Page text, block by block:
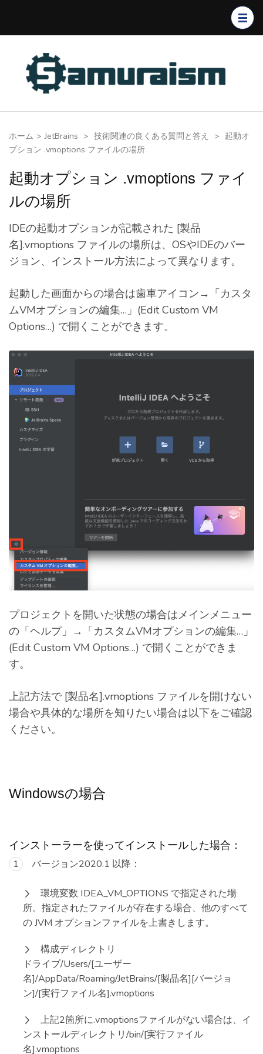
ッ
(Enter
を
押
す)
ホーム > JetBrains > 技術関連の良くある質問と答え > 起動オ
プション .vmoptions ファイルの場所
起動オプション .vmoptions ファイ
ルの場所
IDEの起動オプションが記載された [製品
名].vmoptions ファイルの場所は、OSやIDEのバー
ジョン、インストール方法によって異なります。
起動した画面からの場合は歯車アイコン→「カスタ
ムVMオプションの編集…」(Edit Custom VM
Options…) で開くことができます。
プロジェクトを開いた状態の場合はメインメニュー
の「ヘルプ」→「カスタムVMオプションの編集…」
(Edit Custom VM Options…) で開くことができま
す。
上記方法で [製品名].vmoptions ファイルを開けない
場合や具体的な場所を知りたい場合は以下をご確認
ください。
Windowsの場合
インストーラーを使ってインストールした場合：
バージョン2020.1 以降：
環境変数 IDEA_VM_OPTIONS で指定された場
所。指定されたファイルが存在する場合、他のすべて
の JVM オプションファイルを上書きします。
構成ディレクトリ
ドライブ/Users/[ユーザー
名]/AppData/Roaming/JetBrains/[製品名][バージョ
ン]/[実行ファイル名].vmoptions
上記2箇所に.vmoptionsファイルがない場合は、イ
ンストールディレクトリ/bin/[実行ファイル
名].vmoptions